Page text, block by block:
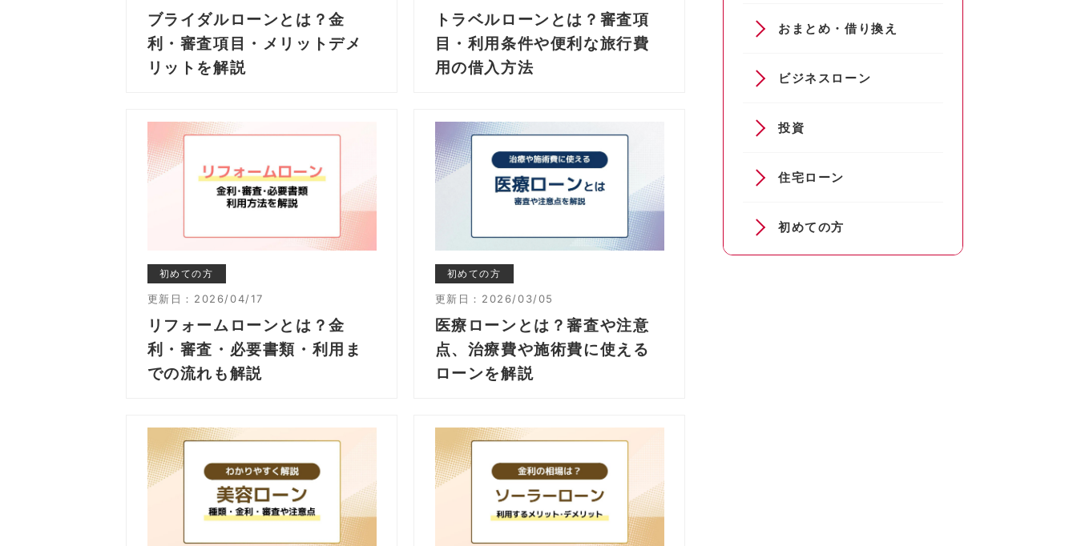
ブライダルローンとは？金
利・審査項目・メリットデメ
リットを解説
トラベルローンとは？審査項
目・利用条件や便利な旅行費
用の借入方法
初めての方
更新日： 2026/04/17
リフォームローンとは？金
利・審査・必要書類・利用ま
での流れも解説
初めての方
更新日： 2026/03/05
医療ローンとは？審査や注意
点、治療費や施術費に使える
ローンを解説
おまとめ・借り換え
ビジネスローン
投資
住宅ローン
初めての方